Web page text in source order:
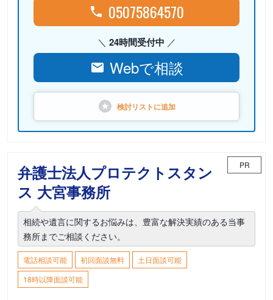
05075864570
24時間受付中
Webで相談
検討リストに追加
弁護士法人プロテクトスタン
ス 大宮事務所
PR
相続や遺言に関するお悩みは、豊富な解決実績のある当事
務所までご相談ください。
電話相談可能 初回面談無料
土日面談可能
18時以降面談可能